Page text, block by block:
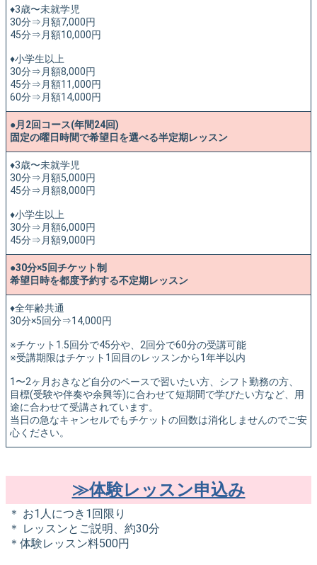
♦︎3歳〜未就学児
30分⇒月額7,000円
45分⇒月額10,000円
♦︎小学生以上
30分⇒月額8,000円
45分⇒月額11,000円
60分⇒月額14,000円
●月2回コース(年間24回)
固定の曜日時間で希望日を選べる半定期レッスン
♦︎3歳〜未就学児
30分⇒月額5,000円
45分⇒月額8,000円
♦︎小学生以上
30分⇒月額6,000円
45分⇒月額9,000円
●30分×5回チケット制
希望日時を都度予約する不定期レッスン
♦︎全年齢共通
30分×5回分⇒14,000円
※チケット1.5回分で45分や、2回分で60分の受講可能
※受講期限はチケット1回目のレッスンから1年半以内
1〜2ヶ月おきなど自分のペースで習いたい方、シフト勤務の方、
目標(受験や伴奏や余興等)に合わせて短期間で学びたい方など、用
途に合わせて受講されています。
当日の急なキャンセルでもチケットの回数は消化しませんのでご安
心ください。
≫体験レッスン申込み
＊ お1人につき1回限り
＊ レッスンとご説明、約30分
＊体験レッスン料500円